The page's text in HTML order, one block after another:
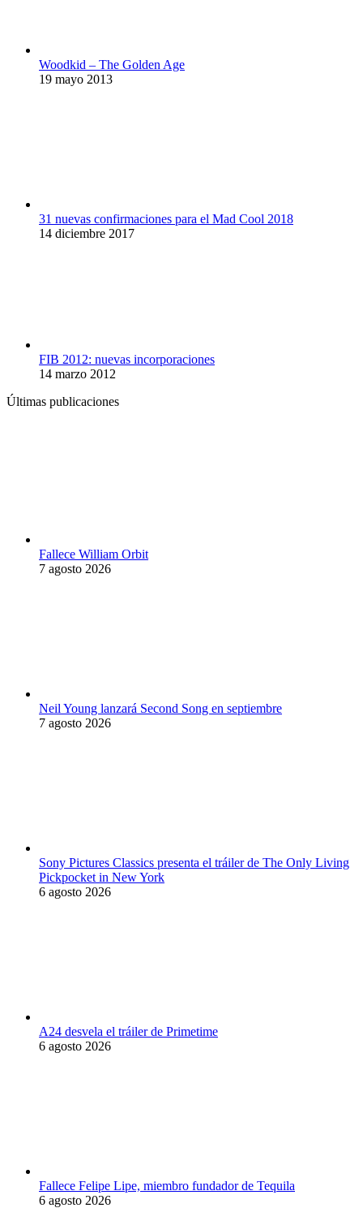
Woodkid – The Golden Age
19 mayo 2013
31 nuevas confirmaciones para el Mad Cool 2018
14 diciembre 2017
FIB 2012: nuevas incorporaciones
14 marzo 2012
Últimas publicaciones
Fallece William Orbit
7 agosto 2026
Neil Young lanzará Second Song en septiembre
7 agosto 2026
Sony Pictures Classics presenta el tráiler de The Only Living
Pickpocket in New York
6 agosto 2026
A24 desvela el tráiler de Primetime
6 agosto 2026
Fallece Felipe Lipe, miembro fundador de Tequila
6 agosto 2026